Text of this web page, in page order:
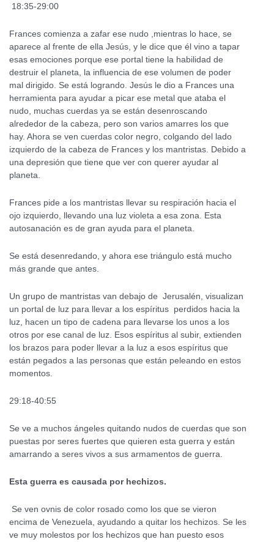
18:35-29:00
Frances comienza a zafar ese nudo ,mientras lo hace, se
aparece al frente de ella Jesús, y le dice que él vino a tapar
esas emociones porque ese portal tiene la habilidad de
destruir el planeta, la influencia de ese volumen de poder
mal dirigido. Se está logrando. Jesús le dio a Frances una
herramienta para ayudar a picar ese metal que ataba el
nudo, muchas cuerdas ya se están desenroscando
alrededor de la cabeza, pero son varios amarres los que
hay. Ahora se ven cuerdas color negro, colgando del lado
izquierdo de la cabeza de Frances y los mantristas. Debido a
una depresión que tiene que ver con querer ayudar al
planeta.
Frances pide a los mantristas llevar su respiración hacia el
ojo izquierdo, llevando una luz violeta a esa zona. Esta
autosanación es de gran ayuda para el planeta.
Se está desenredando, y ahora ese triángulo está mucho
más grande que antes.
Un grupo de mantristas van debajo de Jerusalén, visualizan
un portal de luz para llevar a los espíritus perdidos hacia la
luz, hacen un tipo de cadena para llevarse los unos a los
otros por ese canal de luz. Esos espíritus al subir, extienden
los brazos para poder llevar a la luz a esos espíritus que
están pegados a las personas que están peleando en estos
momentos.
29:18-40:55
Se ve a muchos ángeles quitando nudos de cuerdas que son
puestas por seres fuertes que quieren esta guerra y están
amarrando a seres vivos a sus armamentos de guerra.
Esta guerra es causada por hechizos.
Se ven ovnis de color rosado como los que se vieron
encima de Venezuela, ayudando a quitar los hechizos. Se les
ve muy molestos por los hechizos que han puesto esos